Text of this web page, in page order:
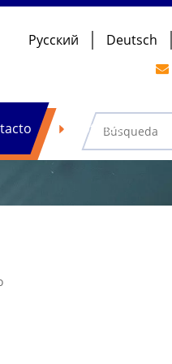
Pусский Deutsch

Noticias